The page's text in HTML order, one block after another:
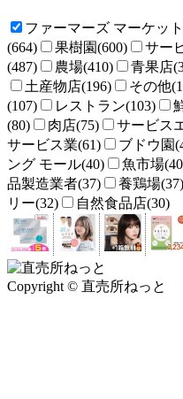
ファーマーズ マーケッ
(664)
果樹園(600)
サー
(487)
農場(410) 青果店
土産物店(196)
その他
(107)
レストラン(103)
(80)
肉店(75) サービス
サービス業(61)
ブドウ園
ング モール(40)
魚市場
品製造業者(37)
養鶏場(37)
リー(32)
自然食品店(30)
Copyright © 直売所ねっと